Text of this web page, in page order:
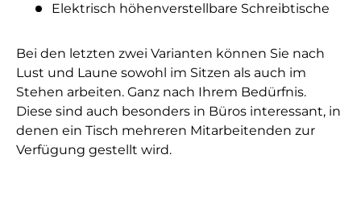
Elektrisch höhenverstellbare Schreibtische
Bei den letzten zwei Varianten können Sie nach
Lust und Laune sowohl im Sitzen als auch im
Stehen arbeiten. Ganz nach Ihrem Bedürfnis.
Diese sind auch besonders in Büros interessant, in
denen ein Tisch mehreren Mitarbeitenden zur
Verfügung gestellt wird.